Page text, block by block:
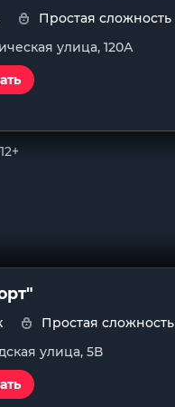
Простая сложность
улица, 120А
Простая сложность
улица, 5В